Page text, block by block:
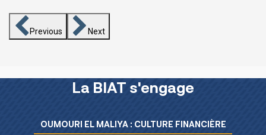
Previous Next
La BIAT s'engage
Menu L’essentiel de la BIAT
OUMOURI EL MALIYA : CULTURE FINANCIÈRE